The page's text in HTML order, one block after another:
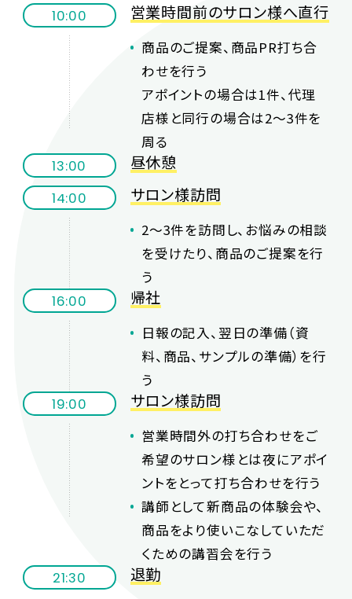
10:00 営業時間前のサロン様へ直行
商品のご提案、商品PR打ち合
わせを行う
アポイントの場合は1件、代理
店様と同行の場合は2〜3件を
周る
13:00
昼休憩
14:00 サロン様訪問
2〜3件を訪問し、お悩みの相談
を受けたり、商品のご提案を行
う
16:00
帰社
日報の記入、翌日の準備（資
料、商品、サンプルの準備）を行
う
19:00
サロン様訪問
営業時間外の打ち合わせをご
希望のサロン様とは夜にアポイ
ントをとって打ち合わせを行う
講師として新商品の体験会や、
商品をより使いこなしていただ
くための講習会を行う
21:30
退勤